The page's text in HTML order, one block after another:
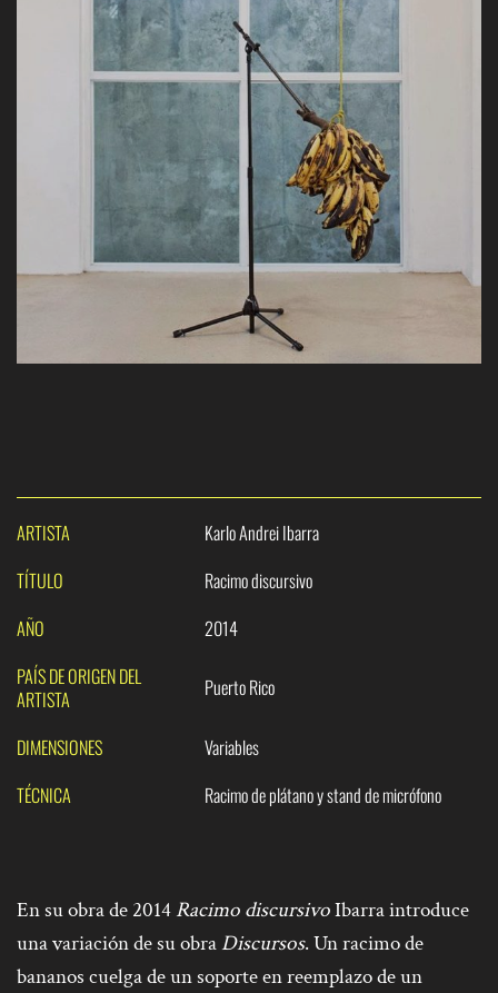
ARTISTA
Karlo Andrei Ibarra
TÍTULO
Racimo discursivo
AÑO
2014
PAÍS DE ORIGEN DEL
ARTISTA
Puerto Rico
DIMENSIONES
Variables
TÉCNICA
Racimo de plátano y stand de micrófono
En su obra de 2014 Racimo discursivoIbarra introduce
una variación de su obraDiscursos. Un racimo de
bananos cuelga de un soporte en reemplazo de un